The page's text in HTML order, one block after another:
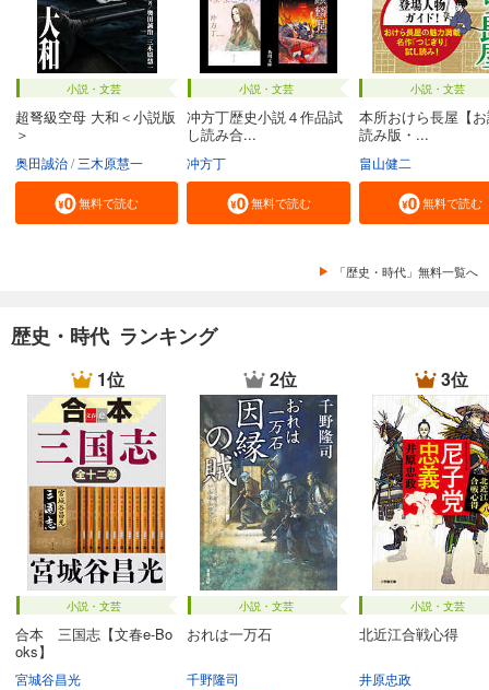
小説・文芸
超弩級空母 大和＜小説版
＞
奥田誠治 三木原慧一
無料で読む
小説・文芸
冲方丁歴史小説４作品試
し読み合...
冲方丁
無料で読む
小説・文芸
本所おけら長屋【
読み版・...
畠山健二
無料で読む
「歴史・時代」無料一覧へ
歴史・時代 ランキング
1位
小説・文芸
合本 三国志【文春e-Bo
oks】
宮城谷昌光
2位
小説・文芸
おれは一万石
千野隆司
3位
小説・文芸
北近江合戦心得
井原忠政